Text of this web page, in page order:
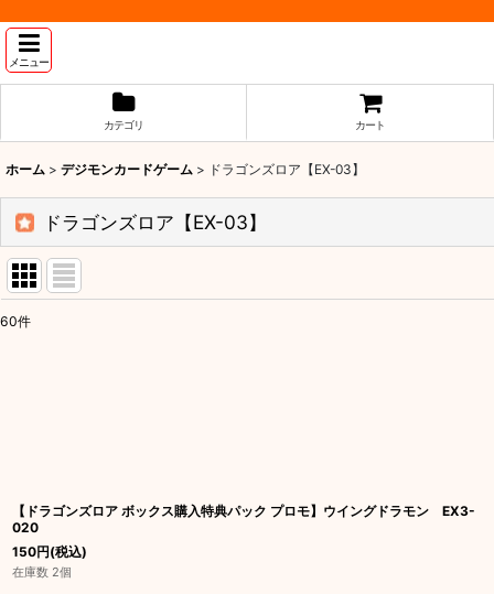
メニュー
カテゴリ カート
ホーム > デジモンカードゲーム > ドラゴンズロア【EX-03】
ドラゴンズロア【EX-03】
60件
【ドラゴンズロア ボックス購入特典パック プロモ】ウイングドラモン EX3-
020
150円(税込)
在庫数 2個